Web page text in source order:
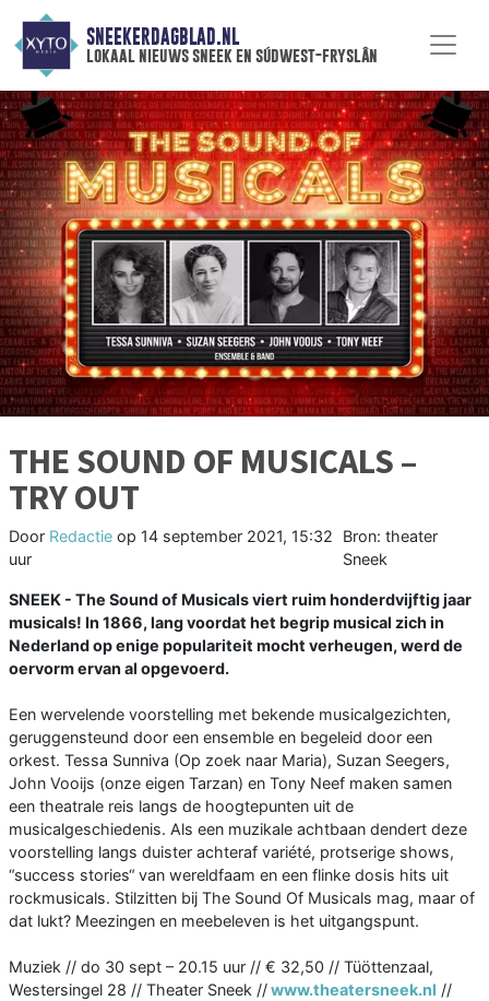
SNEEKERDAGBLAD.NL
lokaal nieuws sneek en súdwest-fryslân
THE SOUND OF MUSICALS –
TRY OUT
Door Redactie op 14 september 2021, 15:32
uur
Bron: theater
Sneek
SNEEK - The Sound of Musicals viert ruim honderdvijftig jaar
musicals! In 1866, lang voordat het begrip musical zich in
Nederland op enige populariteit mocht verheugen, werd de
oervorm ervan al opgevoerd.
Een wervelende voorstelling met bekende musicalgezichten,
geruggensteund door een ensemble en begeleid door een
orkest. Tessa Sunniva (Op zoek naar Maria), Suzan Seegers,
John Vooijs (onze eigen Tarzan) en Tony Neef maken samen
een theatrale reis langs de hoogtepunten uit de
musicalgeschiedenis. Als een muzikale achtbaan dendert deze
voorstelling langs duister achteraf variété, protserige shows,
“success stories“ van wereldfaam en een flinke dosis hits uit
rockmusicals. Stilzitten bij The Sound Of Musicals mag, maar of
dat lukt? Meezingen en meebeleven is het uitgangspunt.
Muziek // do 30 sept – 20.15 uur // € 32,50 // Tüöttenzaal,
Westersingel 28 // Theater Sneek //www.theatersneek.nl //